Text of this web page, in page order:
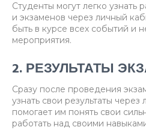
Студенты могут легко узнать
и экзаменов через личный
быть в курсе всех событий и
мероприятия.
2. РЕЗУЛЬТАТЫ
Сразу после проведения
узнать свои результаты
помогает им понять свои
работать над своими